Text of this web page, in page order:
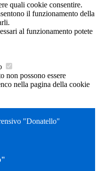
quali cookie consentire.
il funzionamento della
al funzionamento potete
non possono essere
nella pagina della cookie
"Donatello"